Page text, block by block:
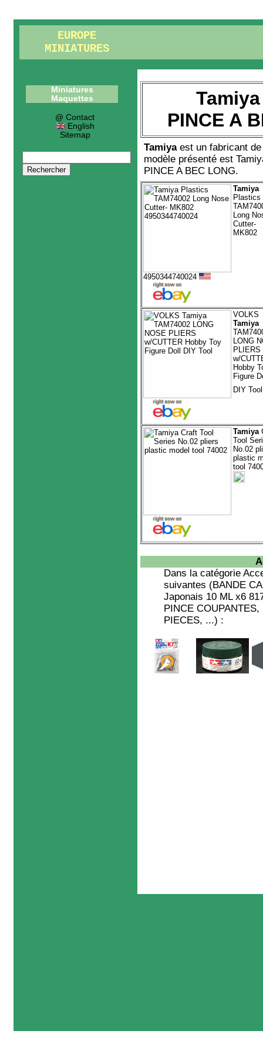
EUROPE
MINIATURES
Miniatures
Maquettes
@ Contact
English
Sitemap
PINCE A
Tamiyaest un fabricant
modèle présenté est
PINCE A BEC LONG.
Tamiya
Plastics
Long
Cutter-
MK802
4950344740024
VOLKS
Tamiya
LONG
PLIERS
w/
Hobby
Figure
DIY
Tamiya
Tool
No.02
plastic
tool
Dans la catégorie
suivantes (BANDE
Japonais 10 ML x6
PINCE
PIECES, ...) :